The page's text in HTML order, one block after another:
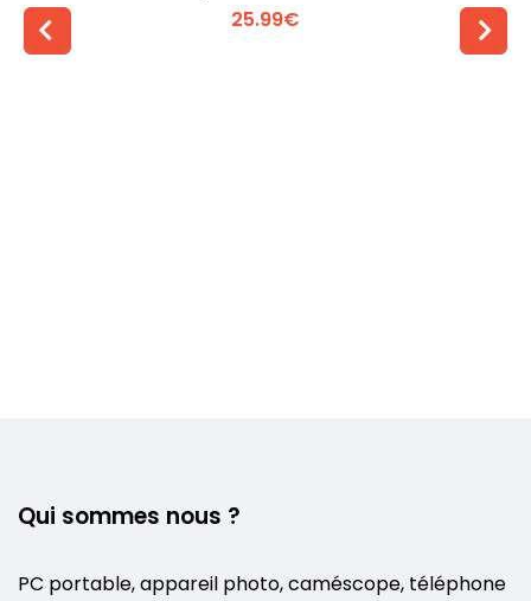
25.99€
Qui sommes nous ?
PC portable, appareil photo, caméscope, téléphone